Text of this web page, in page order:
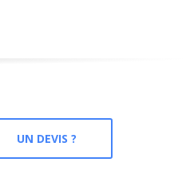
UN DEVIS ?